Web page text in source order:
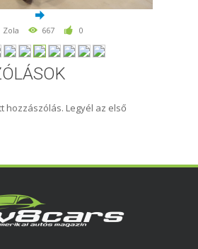
Zola 667 0
hozzászólás. Legyél az első